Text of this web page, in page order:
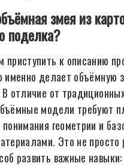
змея из
поделка?
приступить к описанию
именно делает объёмную
В отличие от
модели требуют
геометрии и
Это не просто
развить важные навыки: